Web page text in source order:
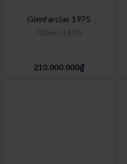
Glenfarclas 1975
700ml / 44,5%
210.000.000₫